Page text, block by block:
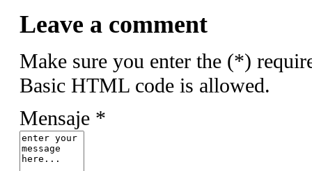
Leave a comment
Make sure you enter the (*)
Basic HTML code is allowed.
Mensaje *